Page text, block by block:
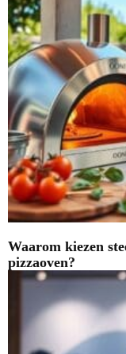
Waarom kiezen
pizzaoven?